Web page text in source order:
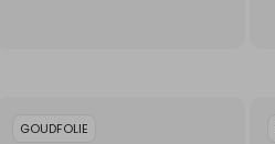
GOUDFOLIE